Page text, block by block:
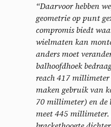
“Daarvoor hebben
geometrie op punt
compromis biedt
wielmaten kan
anders moet
balhoofdhoek
reach 417
maken gebruik van
70 millimeter) en de
meet 445